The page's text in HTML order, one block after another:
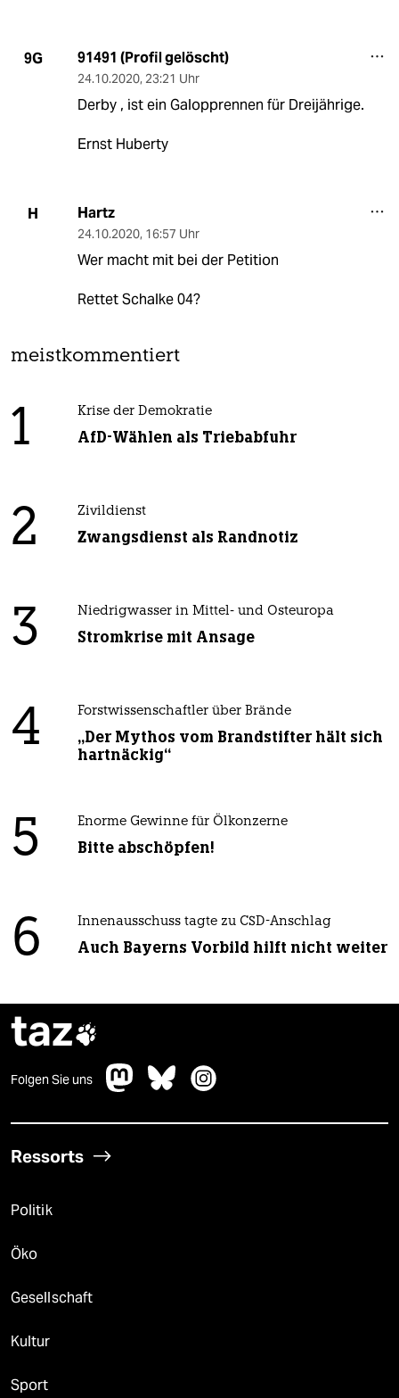
9G 91491 (Profil gelöscht)
24.10.2020, 23:21 Uhr
Derby , ist ein Galopprennen für Dreijährige.
Ernst Huberty
H Hartz
24.10.2020, 16:57 Uhr
Wer macht mit bei der Petition
Rettet Schalke 04?
meistkommentiert
1 Krise der Demokratie
AfD-Wählen als Triebabfuhr
2 Zivildienst
Zwangsdienst als Randnotiz
3 Niedrigwasser in Mittel- und Osteuropa
Stromkrise mit Ansage
4 Forstwissenschaftler über Brände
„Der Mythos vom Brandstifter hält sich
hartnäckig“
5 Enorme Gewinne für Ölkonzerne
Bitte abschöpfen!
6 Innenausschuss tagte zu CSD-Anschlag
Auch Bayerns Vorbild hilft nicht weiter
taz
Folgen Sie uns
Ressorts
Politik
Öko
Gesellschaft
Kultur
Sport